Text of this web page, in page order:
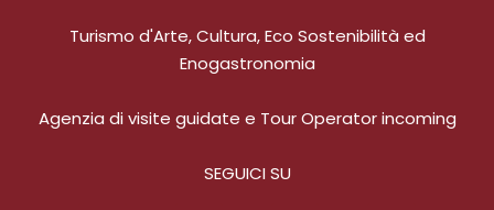
Turismo d'Arte, Cultura, Eco Sostenibilità ed
Enogastronomia
Agenzia di visite guidate e Tour Operator incoming
SEGUICI SU